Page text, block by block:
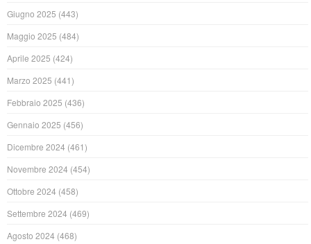
Giugno 2025 (443)
Maggio 2025 (484)
Aprile 2025 (424)
Marzo 2025 (441)
Febbraio 2025 (436)
Gennaio 2025 (456)
Dicembre 2024 (461)
Novembre 2024 (454)
Ottobre 2024 (458)
Settembre 2024 (469)
Agosto 2024 (468)